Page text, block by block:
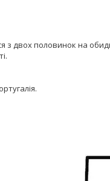
з двох половинок на